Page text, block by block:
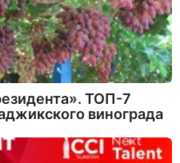
ТОП-7
винограда